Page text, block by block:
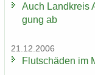
Auch Land­kreis
gung ab
21.12.2006
Flut­schä­den im